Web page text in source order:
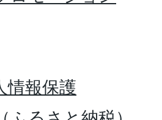
情報保護